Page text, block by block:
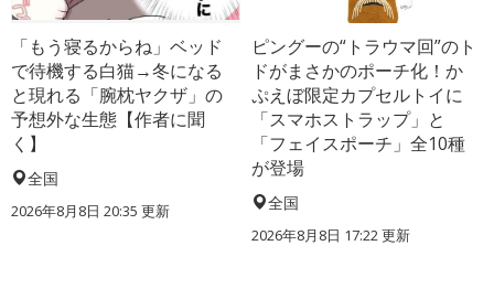
「もう寝るからね」ベッド
で待機する白猫→冬になる
と現れる「腕枕ヤクザ」の
予想外な生態【作者に聞
く】
全国
2026年8月8日 20:35 更新
ピングーの“トラウマ回”のト
ドがまさかのポーチ化！か
ぷえぼ限定カプセルトイに
「スマホストラップ」と
「フェイスポーチ」全10種
が登場
全国
2026年8月8日 17:22更新